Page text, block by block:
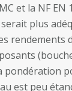
et la NF
plus
rendements
pondération
est peu